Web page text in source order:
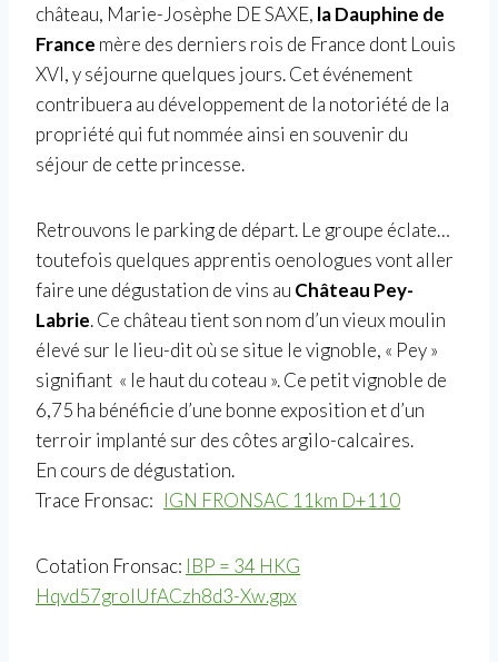
château, Marie-Josèphe DE SAXE, la Dauphine de
France mère des derniers rois de France dont Louis
XVI, y séjourne quelques jours. Cet événement
contribuera au développement de la notoriété de la
propriété qui fut nommée ainsi en souvenir du
séjour de cette princesse.
Retrouvons le parking de départ. Le groupe éclate…
toutefois quelques apprentis oenologues vont aller
faire une dégustation de vins au Château Pey-
Labrie. Ce château tient son nom d’un vieux moulin
élevé sur le lieu-dit où se situe le vignoble, « Pey »
signifiant « le haut du coteau ». Ce petit vignoble de
6,75 ha bénéficie d’une bonne exposition et d’un
terroir implanté sur des côtes argilo-calcaires.
En cours de dégustation.
Trace Fronsac: IGN FRONSAC 11km D+110
Cotation Fronsac: IBP = 34 HKG
Hqvd57groIUfACzh8d3-Xw.gpx